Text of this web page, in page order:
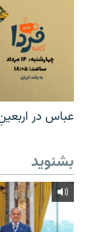
عباس در
بشنوید